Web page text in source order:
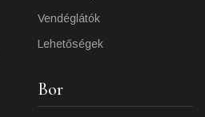
Vendéglátók
Lehetőségek
Bor